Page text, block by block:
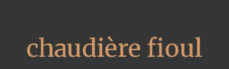
chaudière fioul